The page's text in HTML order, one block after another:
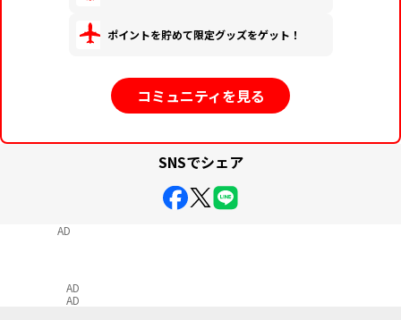
ポイントを貯めて限定グッズをゲット！
コミュニティを見る
SNSでシェア
AD
AD
AD